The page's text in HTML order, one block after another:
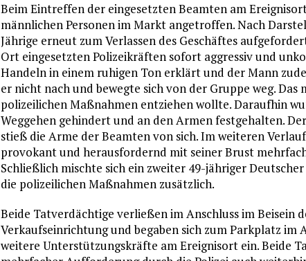
Beim Eintreffen der eingesetzten Beamten am
männlichen Personen im Markt angetroffen. Nach
Jährige erneut zum Verlassen des Geschäftes
Ort eingesetzten Polizeikräften sofort aggressiv und
Handeln in einem ruhigen Ton erklärt und der Mann
er nicht nach und bewegte sich von der Gruppe weg. Das
polizeilichen Maßnahmen entziehen wollte. Daraufhin
Weggehen gehindert und an den Armen festgehalten.
stieß die Arme der Beamten von sich. Im weiteren
provokant und herausfordernd mit seiner Brust
Schließlich mischte sich ein zweiter 49-jähriger
die polizeilichen Maßnahmen zusätzlich.
Beide Tatverdächtige verließen im Anschluss im Beisein
Verkaufseinrichtung und begaben sich zum Parkplatz
weitere Unterstützungskräfte am Ereignisort ein. Beide